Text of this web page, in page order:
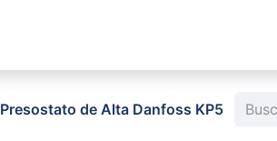
Presostato de Alta Danfoss KP5